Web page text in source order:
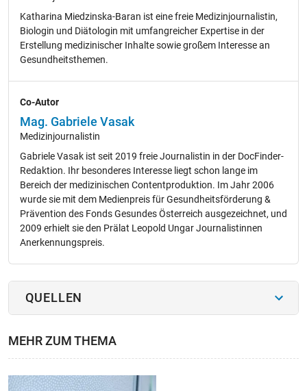
Katharina Miedzinska-Baran ist eine freie Medizinjournalistin,
Biologin und Diätologin mit umfangreicher Expertise in der
Erstellung medizinischer Inhalte sowie großem Interesse an
Gesundheitsthemen.
Co-Autor
Mag. Gabriele Vasak
Medizinjournalistin
Gabriele Vasak ist seit 2019 freie Journalistin in der DocFinder-
Redaktion. Ihr besonderes Interesse liegt schon lange im
Bereich der medizinischen Contentproduktion. Im Jahr 2006
wurde sie mit dem Medienpreis für Gesundheitsförderung &
Prävention des Fonds Gesundes Österreich ausgezeichnet, und
2009 erhielt sie den Prälat Leopold Ungar Journalistinnen
Anerkennungspreis.
QUELLEN
MEHR ZUM THEMA